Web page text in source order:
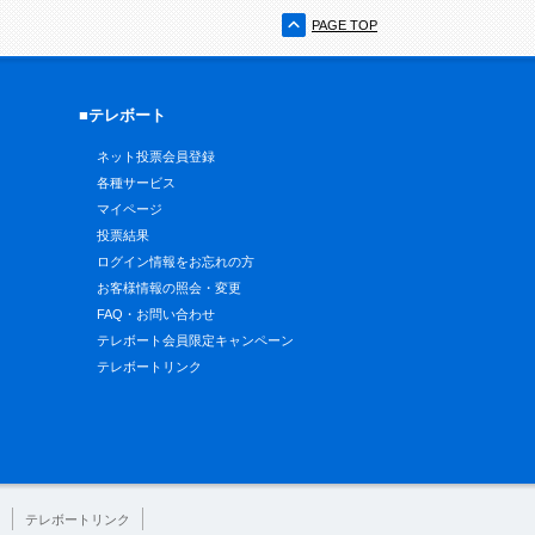
PAGE TOP
■テレボート
ネット投票会員登録
各種サービス
マイページ
投票結果
ログイン情報をお忘れの方
お客様情報の照会・変更
FAQ・お問い合わせ
テレボート会員限定キャンペーン
テレボートリンク
テレボートリンク